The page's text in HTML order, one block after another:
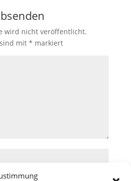
wird nicht veröffentlicht.
mit * markiert